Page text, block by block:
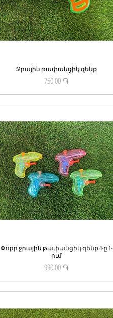
Quick View
Ջրային թափանցիկ զենք
Price
750,00 ֏
Quick View
Փոքր ջրային թափանցիկ զենք 4-ը 1-
ում
Price
990,00 ֏